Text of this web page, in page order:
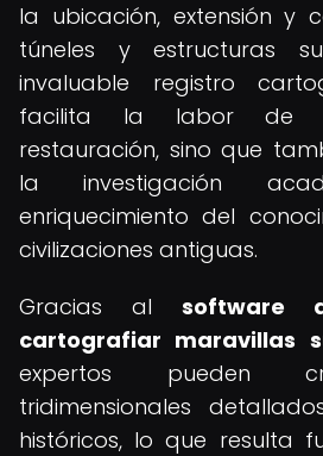
la ubicación, extensión y
túneles y estructuras
invaluable registro
facilita la labor de
restauración, sino que
la investigación
enriquecimiento del
civilizaciones antiguas.
Gracias al software
cartografiar maravillas
expertos pueden
tridimensionales
históricos, lo que resulta